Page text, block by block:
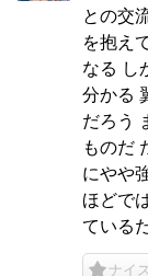
との交
を抱え
なる し
分かる
だろう
ものだ
にやや
ほどで
ている
ナイス